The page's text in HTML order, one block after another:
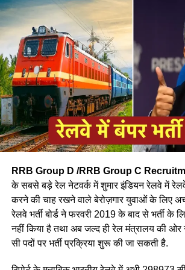
जॉब- नीलम
आपने अमूमन पुरुषों को ही रेल चलाते हुए देखा होगा
बिंदी, भरी हुई मांग और हाथ में लाल चूड़ी पहने हुए
नीलम राथल रेल में सवार हजारों यात्रियों को
RRB Group D /RRB Group C
के सबसे बड़े रेल नेटवर्क में शुमार इंडियन रेलवे में
करने की चाह रखने वाले बेरोज़गार युवाओं के लिए
रेलवे भर्ती बोर्ड ने फरवरी 2019 के बाद से भर्ती के
नहीं किया है तथा अब जल्द ही रेल मंत्रालय की
सी पदों पर भर्ती प्रक्रिया शुरू की जा सकती है.